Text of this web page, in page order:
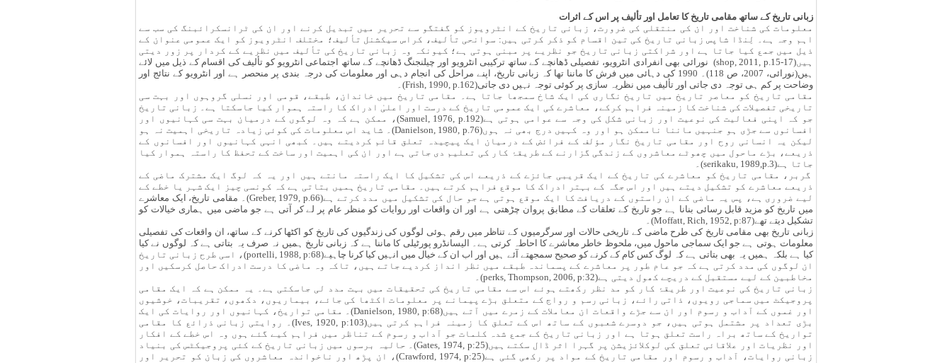
زبانی تاریخ کے ساتھ مقامی تاریخ کا تعامل اور تألیف پر اس کے اثرات
معلومات کی شناخت اور ان کی منتقلی کی ضرورت، زبانی تاریخ کے انٹرویوز کو گفتگو سے تحریر میں تبدیل کرنے اور ان کی ٹرانسکرائبنگ کی سب سے
اہم وجہ ہے۔ لِنڈا شاپس زبانی تاریخ کی تین اقسام کو ذکر کرتی ہیں: سوانحی تألیف، کراس سیکشنل تألیف؛ مختلف انٹرویوز کو ایک عمومی عنوان کے
ذیل میں جمع کیا جاتا ہے اور شراکتی زبانی تاریخ جو نظریے پر مبنی ہوتی ہے؛ کیونکہ وہ زبانی تاریخ کی تألیف میں نظریے کے کردار پر زور دیتی
ہیں(shop, 2011, p.15-17) نورائی بھی انفرادی انٹرویو، تفصیلی ڈھانچے کے ساتھ ترکیبی انٹرویو اور چیلنجنگ ڈھانچے کے ساتھ اجتماعی انٹرویو کو تألیف کی اقسام کے ذیل میں لائے
ہیں(نورائی، 2007، ص 118)۔ 1990 کی دہائی میں فرش کا ماننا تھا کہ زبانی تاریخ، اپنے مراحل کی انجام دہی اور معلومات کی درجہ بندی پر منحصر ہے اور انٹرویو کے نتائج اور
وضاحت پر کم ہی توجہ دی جاتی اور تألیف میں نظریہ سازی پر کوئی توجہ نہیں دی جاتی(Frish, 1990, p.162)۔
مقامی تاریخ کو معاصر تاریخ میں تاریخ نگاری کی ایک شاخ سمجھا جاتا ہے۔ مقامی تاریخ میں خاندان، طبقے، قومی اور نسلی گروہوں اور بہت سی
تاریخی تفصیلات کی شناخت کا زمینہ فراہم کرکے، معاشرے کی ایک عمومی تاریخ کے درست اور اعلیٰ ادراک کا راستہ ہموار کیا جاسکتا ہے۔ زبانی تاریخ
جو کہ اپنی فعالیت کی نوعیت اور زبانی شکل کی وجہ سے عوامی ہوتی ہے(Samuel, 1976, p.192)، ممکن ہے کہ وہ لوگوں کے درمیان بہت سی کہانیوں اور
افسانوں سے جڑی ہو جنہیں ماننا ناممکن ہو اور وہ کہیں درج بھی نہ ہوں(Danielson, 1980, p.76)۔ شاید اس معلومات کی کوئی زیادہ تاریخی اہمیت نہ ہو
لیکن یہ انسانی روح اور مقامی تاریخ نگار مؤلف کے فرائض کے درمیان ایک پیچیدہ تعلق قائم کردیتے ہیں۔ کبھی انہی کہانیوں اور افسانوں کے
ذریعے، بڑے ماحول میں چھوٹے معاشروں کے زندگی گزارنے کے طریقۂ کار کی تعلیم دی جاتی ہے اور ان کی اہمیت اور ساخت کے تحفظ کا راستہ ہموار کیا
جاتا ہے(serikaku, 1989,p.3)۔
گربر، مقامی تاریخ کو معاشرے کی تاریخ کے ایک قریبی جائزے کے ذریعے اس کی تشکیل کا ایک راستہ مانتے ہیں اور یہ کہ لوگ ایک مشترک ماضی کے
ذریعے معاشرے کو تشکیل دیتے ہیں اور اس جگہ کے بہتر ادراک کا موقع فراہم کرتے ہیں۔ مقامی تاریخ ہمیں بتاتی ہے کہ کونسی چیز ایک شہر یا خطے کے
لیے ضروری ہے، پس یہ ماضی کے ان راستوں کے دریافت کا ایک موقع ہوتی ہے جو حال کی تشکیل میں مدد کرتے ہے(Greber, 1979, p.66)۔ مقامی تاریخ، ایک معاشرے
میں تاریخ کو مزید قابل رسائی بنانا ہے جو تاریخ کے تعلقات کے مطابق پروان چڑھتی ہے اور ان واقعات اور روایات کو منظر عام پر لے کر آتی ہے جو ماضی میں ہماری خیالات کو
تشکیل دیتے تھے(Moffatt, Rich, 1952, p:87)۔
زبانی تاریخ بھی مقامی تاریخ کی طرح ماضی کے تاریخی حالات اور سرگرمیوں کے تناظر میں رقم ہوئی لوگوں کی زندگیوں کی تاریخ کو اکٹھا کرنے کے ساتھ، ان واقعات کی تفصیلی
معلومات ہوتی ہے جو ایک سماجی ماحول میں، ملحوظ خاطر معاشرے کا احاطہ کرتی ہے۔ الیسانڈرو پورٹیلی کا ماننا ہے کہ زبانی تاریخ ہمیں نہ صرف یہ بتاتی ہے کہ لوگوں نے کیا
کیا ہے بلکہ ہمیں یہ بھی بتاتی ہے کہ لوگ کس کام کے کرنے کو صحیح سمجھتے آئے ہیں اور اب ان کے خیال میں انہیں کیا کرنا چاہیے(portelli, 1988, p:68)، اسی طرح زبانی تاریخ
ان لوگوں کی مدد کرتی ہے کہ جو عام طور پر معاشرے کے پسماندہ طبقے میں نظر انداز کردیے جاتے ہیں، تاکہ وہ ماضی کا درست ادراک حاصل کرسکیں اور
مخاطبین کے لیے مستقبل کے دریچے کھول دیتی ہے(perks, Thompson, 2006, p:32)۔
زبانی تاریخ کی نوعیت اور طریقۂ کار کو مد نظر رکھتے ہوئے اس سے مقامی تاریخ کی تحقیقات میں بہت مدد لی جاسکتی ہے۔ یہ ممکن ہے کہ ایک مقامی
پروجیکٹ میں سماجی رویوں، ذاتی رائے، زبانی رسم و رواج کے متعلق بڑے پیمانے پر معلومات اکٹھا کی جائے، بیماریوں، دکھوں، تقریبات، خوشیوں
اور غموں کے آداب و رسوم اور ان سے جڑے واقعات ان معاملات کے زمرے میں آتے ہیں(Danielson, 1980, p:68)۔ مقامی تواریخ، کہانیوں اور روایات کی ایک
بڑی تعداد پر مشتمل ہوتی ہیں، جو دوسرے شعبوں کے ساتھ اس کے تعلق کا زمینہ فراہم کرتی ہیں(Ives, 1920, p:103)۔ روایتی زبانی ذرائع کا مقامی
تواریخ کے ساتھ براہ راست تعلق ہوتا ہے اور زبانی تاریخ کے جمع شدہ کلمات جو آداب و رسوم کے تناظر میں فراہم کیے گئے ہوں وہ اس خطے کے افکار
اور نظریات اور علاقائی تعلق کی لوکلائزیشن پر گہرا اثر ڈال سکتے ہیں(Gates, 1974, p:25)۔ حالیہ برسوں میں زبانی تاریخ کے کئی پروجیکٹس کی بنیاد
زبانی روایات، آداب و رسوم اور مقامی تاریخ کے مواد پر رکھی گئی ہے(Crawford, 1974, p:25)، ان پڑھ اور ناخواندہ معاشروں کی زبان کو تحریر اور